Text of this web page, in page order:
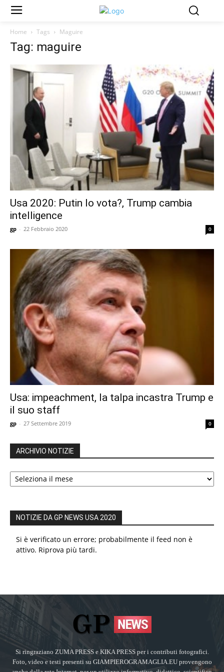
Home Tags Maguire
Tag: maguire
Usa 2020: Putin lo vota?, Trump cambia
intelligence
gp - 22 Febbraio 2020 0
Usa: impeachment, la talpa incastra Trump e
il suo staff
gp - 27 Settembre 2019 0
ARCHIVIO NOTIZIE
ARCHIVIO
NOTIZIE
NOTIZIE DA GP NEWS USA 2020
Si è verificato un errore; probabilmente il feed non è
attivo. Riprova più tardi.
Si ringraziano ZUMA PRESS e KIKA PRESS per i contributi fotografici.
Foto, video e testi presenti su GIAMPIEROGRAMAGLIA.EU provengono